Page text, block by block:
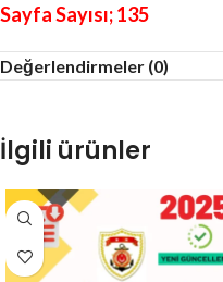
Sayfa Sayısı; 135
Değerlendirmeler (0)
İlgili ürünler